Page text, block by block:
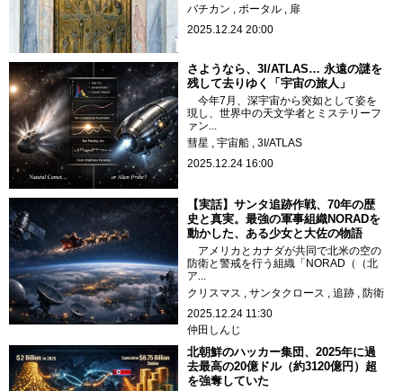
バチカン ポータル
扉
2025.12.24 20:00
さようなら、3I/ATLAS… 永遠の謎を
残して去りゆく「宇宙の旅人」
今年7月、深宇宙から突如として姿を
現し、世界中の天文学者とミステリーフ
ァン...
彗星
宇宙船
3I/ATLAS
2025.12.24 16:00
【実話】サンタ追跡作戦、70年の歴
史と真実。最強の軍事組織NORADを
動かした、ある少女と大佐の物語
アメリカとカナダが共同で北米の空の
防衛と警戒を行う組織「NORAD（（北
ア...
クリスマス
サンタクロース 追跡
防衛
2025.12.24 11:30
仲田しんじ
北朝鮮のハッカー集団、2025年に過
去最高の20億ドル（約3120億円）超
を強奪していた